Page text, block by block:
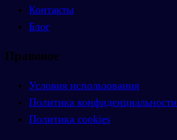
Контакты
Блог
Правовое
Условия использования
Политика конфиденциальности
Политика cookies